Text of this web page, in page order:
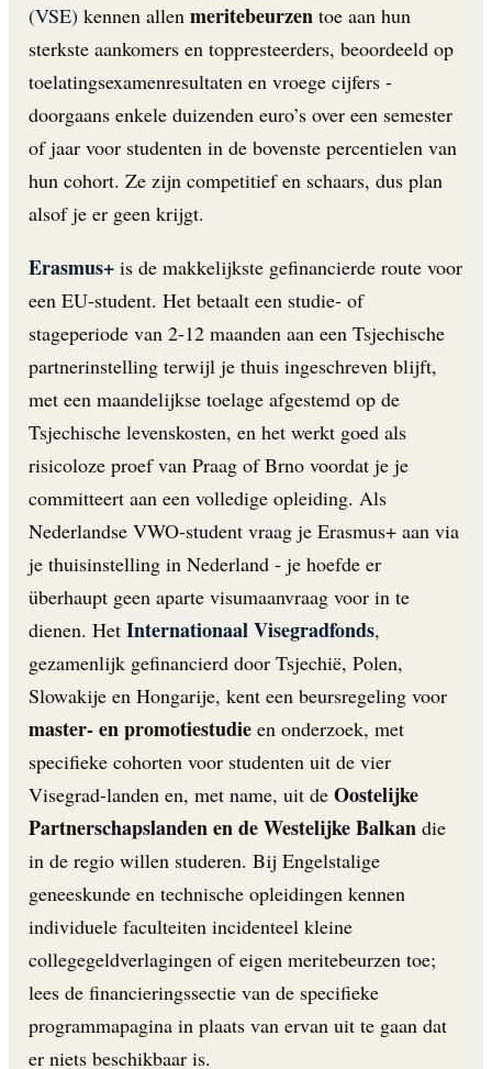
(VSE) kennen allen meritebeurzen toe aan hun
sterkste aankomers en toppresteerders, beoordeeld op
toelatingsexamenresultaten en vroege cijfers -
doorgaans enkele duizenden euro’s over een semester
of jaar voor studenten in de bovenste percentielen van
hun cohort. Ze zijn competitief en schaars, dus plan
alsof je er geen krijgt.
Erasmus+ is de makkelijkste gefinancierde route voor
een EU-student. Het betaalt een studie- of
stageperiode van 2-12 maanden aan een Tsjechische
partnerinstelling terwijl je thuis ingeschreven blijft,
met een maandelijkse toelage afgestemd op de
Tsjechische levenskosten, en het werkt goed als
risicoloze proef van Praag of Brno voordat je je
committeert aan een volledige opleiding. Als
Nederlandse VWO-student vraag je Erasmus+ aan via
je thuisinstelling in Nederland - je hoefde er
überhaupt geen aparte visumaanvraag voor in te
dienen. Het Internationaal Visegradfonds,
gezamenlijk gefinancierd door Tsjechië, Polen,
Slowakije en Hongarije, kent een beursregeling voor
master- en promotiestudie en onderzoek, met
specifieke cohorten voor studenten uit de vier
Visegrad-landen en, met name, uit de Oostelijke
Partnerschapslanden en de Westelijke Balkan die
in de regio willen studeren. Bij Engelstalige
geneeskunde en technische opleidingen kennen
individuele faculteiten incidenteel kleine
collegegeldverlagingen of eigen meritebeurzen toe;
lees de financieringssectie van de specifieke
programmapagina in plaats van ervan uit te gaan dat
er niets beschikbaar is.